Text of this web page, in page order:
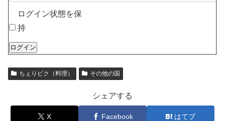
ログイン状態を保
持
ログイン
ちぇりピク（料理） その他の国
シェアする
X Facebook はてブ